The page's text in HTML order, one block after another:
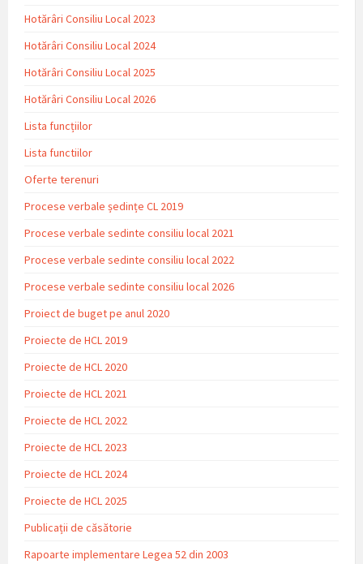
Hotărâri Consiliu Local 2023
Hotărâri Consiliu Local 2024
Hotărâri Consiliu Local 2025
Hotărâri Consiliu Local 2026
Lista funcțiilor
Lista functiilor
Oferte terenuri
Procese verbale ședințe CL 2019
Procese verbale sedinte consiliu local 2021
Procese verbale sedinte consiliu local 2022
Procese verbale sedinte consiliu local 2026
Proiect de buget pe anul 2020
Proiecte de HCL 2019
Proiecte de HCL 2020
Proiecte de HCL 2021
Proiecte de HCL 2022
Proiecte de HCL 2023
Proiecte de HCL 2024
Proiecte de HCL 2025
Publicații de căsătorie
Rapoarte implementare Legea 52 din 2003